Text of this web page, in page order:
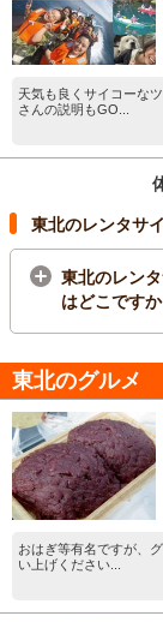
天気も良くサイコーな
さんの説明もGO...
東北のレンタサ
東北のレン
はどこですか
東北のグルメ
おはぎ等有名ですが、
い上げください...